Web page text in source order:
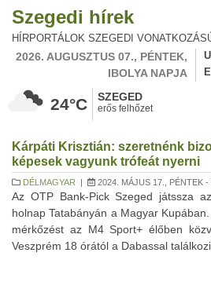
Szegedi hírek
HÍRPORTÁLOK SZEGEDI
2026. AUGUSZTUS 07., PÉNTEK,
IBOLYA NAPJA
24°C SZEGED
erős felhőzet
Kárpáti Krisztián: szeretnénk
képesek vagyunk trófeát nyerni
DÉLMAGYAR | 2024. MÁJUS 17., PÉNTEK -
Az OTP Bank-Pick Szeged játssza
holnap Tatabányán a Magyar
mérkőzést az M4 Sport+ élőben
Veszprém 18 órától a Dabassal